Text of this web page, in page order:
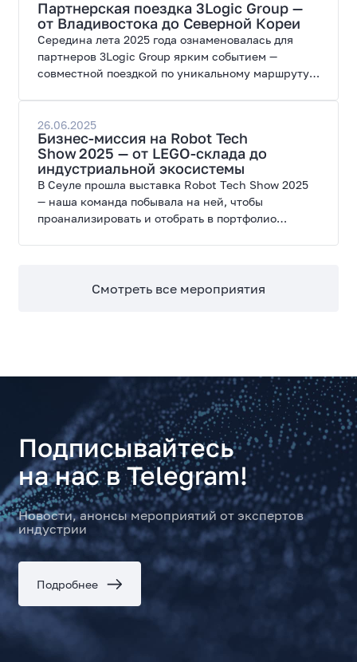
где технологии гармонично переплетаются с
тысячелетними традициями.
Партнерская поездка 3Logic Group —
от Владивостока до Северной Кореи
Середина лета 2025 года ознаменовалась для
партнеров 3Logic Group ярким событием —
совместной поездкой по уникальному маршруту,
путешествие полное контрастов и незабываемых
впечатлений.
26.06.2025
Бизнес-миссия на Robot Tech
Show 2025 — от LEGO-склада до
индустриальной экосистемы
В Сеуле прошла выставка Robot Tech Show 2025
— наша команда побывала на ней, чтобы
проанализировать и отобрать в портфолио
экспертов.Смотреть все мероприятия
Подписывайтесь
на нас в Telegram!
Новости, анонсы мероприятий от экспертов
индустрии
Подробнее